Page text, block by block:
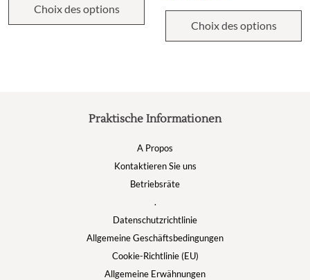
Choix des options
Choix des options
Praktische Informationen
A Propos
Kontaktieren Sie uns
Betriebsräte
.
Datenschutzrichtlinie
Allgemeine Geschäftsbedingungen
Cookie-Richtlinie (EU)
Allgemeine Erwähnungen